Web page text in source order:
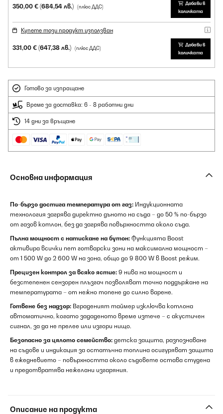
350,00 € (684,54 лв.) (плюс ДДС)
Добави в
количката
Купете този продукт използван
331,00 € (647,38 лв.) (плюс ДДС)
Добави в
количката
Готово за изпращане
Време за доставка: 6 - 8 работни дни
14 дни за връщане
Основна информация
По-бързо достига температура от газ: Индукционната
технология загрява директно дъното на съда – до 50 % по-бързо
от газов котлон, без да загрява повърхността около съда.
Пълна мощност с натискане на бутон: Функцията Boost
активира всички пет готварски зони на максимална мощност –
от 1 500 W до 2 600 W на зона, общо до 9 800 W в Boost режим.
Прецизен контрол за всяко ястие: 9 нива на мощност и
безстепенен сензорен плъзгач позволяват точно поддържане на
температурата – от нежно топене до силно варене.
Готвене без надзор: Вграденият таймер изключва котлона
автоматично, когато зададеното време изтече – с акустичен
сигнал, за да не прелее или изгори нищо.
Безопасно за цялото семейство: детска защита, разпознаване
на съдове и индикация за остатъчна топлина осигуряват защита
в ежедневието – повърхността около съдовете остава студена
и предотвратява нежелани изгаряния.
Описание на продукта